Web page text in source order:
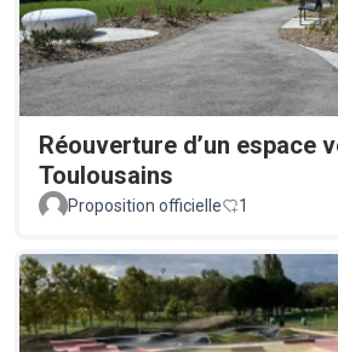
Réouverture d’un espace
Toulousains
Proposition officielle 1